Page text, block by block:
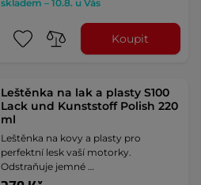
skladem – 10.8. u Vás
Koupit
Leštěnka na lak a plasty S100
Lack und Kunststoff Polish 220
ml
Leštěnka na kovy a plasty pro
perfektní lesk vaší motorky.
Odstraňuje jemné …